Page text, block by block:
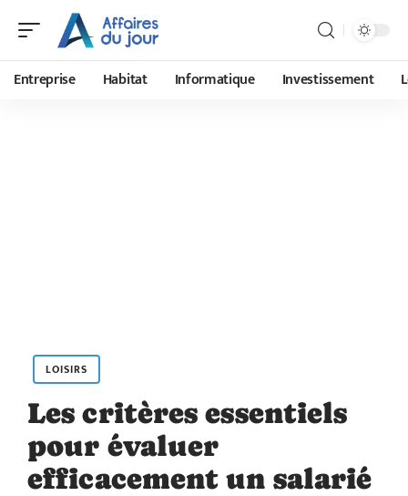
Entreprise Habitat Informatique Investissement
LOISIRS
Les critères essentiels
pour évaluer
efficacement un salarié